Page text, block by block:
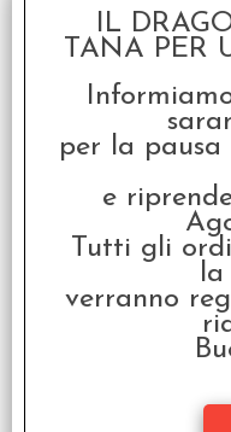
Set
€
IL
TANA PER
per la
e
Tutti gli
la
verranno